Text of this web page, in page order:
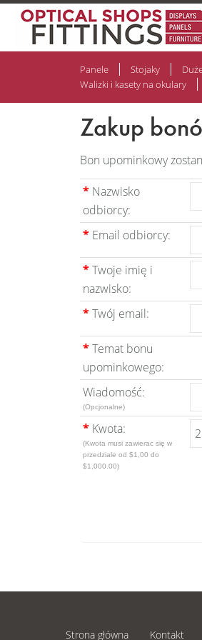
Panele Stojaky
Walizki i kasety na okulary
Zakup
Bon upominkowy
* Nazwisko
odbiorcy:
* Email odbiorcy:
*Twoje imię i
nazwisko:
*Twój email:
*Temat bonu
upominkowego:
Wiadomość:
(Opcjonalne)
* Kwota:
(Kwota musi zawierac się w
przedziale od $1,00 do
$1,000.00)
Strona główna Kontakt